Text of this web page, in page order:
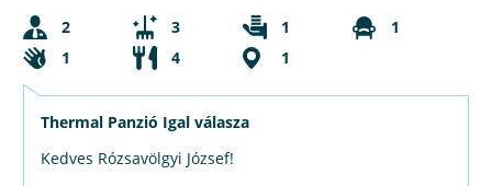
2
3 1
1
1
4 1
Thermal Panzió Igal válasza
Kedves Rózsavölgyi József!